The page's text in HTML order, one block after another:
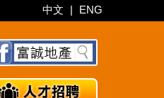
中文 | ENG